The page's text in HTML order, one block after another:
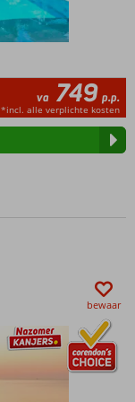
va 749 p.p.
*incl. alle verplichte kosten
bewaar